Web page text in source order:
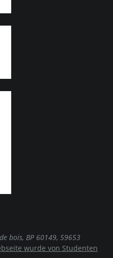
bois, BP 60149, 59653
wurde von Studenten